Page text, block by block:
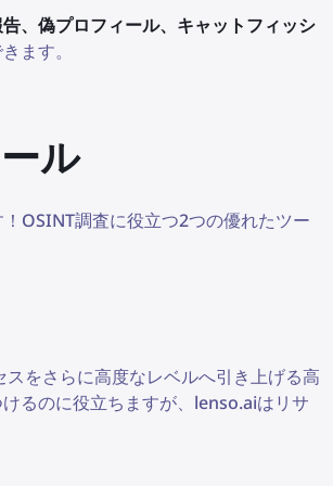
、偽プロフィール、キャットフィッシ
ます。
ル
OSINT調査に役立つ2つの優れたツー
をさらに高度なレベルへ引き上げる高
るのに役立ちますが、lenso.aiはリサ